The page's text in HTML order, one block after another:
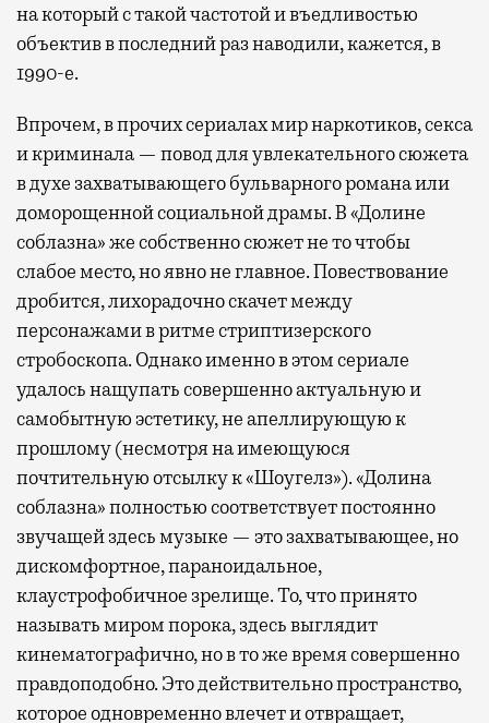
на который с такой частотой и въедливостью
объектив в последний раз наводили, кажется, в
1990-е.
Впрочем, в прочих сериалах мир наркотиков, секса
и криминала — повод для увлекательного сюжета
в духе захватывающего бульварного романа или
доморощенной социальной драмы. В «Долине
соблазна» же собственно сюжет не то чтобы
слабое место, но явно не главное. Повествование
дробится, лихорадочно скачет между
персонажами в ритме стриптизерского
стробоскопа. Однако именно в этом сериале
удалось нащупать совершенно актуальную и
самобытную эстетику, не апеллирующую к
прошлому (несмотря на имеющуюся
почтительную отсылку к «Шоугелз»). «Долина
соблазна» полностью соответствует постоянно
звучащей здесь музыке — это захватывающее, но
дискомфортное, параноидальное,
клаустрофобичное зрелище. То, что принято
называть миром порока, здесь выглядит
кинематографично, но в то же время совершенно
правдоподобно. Это действительно пространство,
которое одновременно влечет и отвращает,